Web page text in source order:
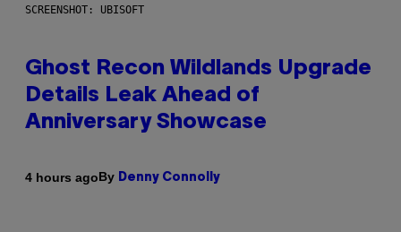
SCREENSHOT: UBISOFT
Ghost Recon Wildlands Upgrade
Details Leak Ahead of
Anniversary Showcase
4 hours agoBy Denny Connolly